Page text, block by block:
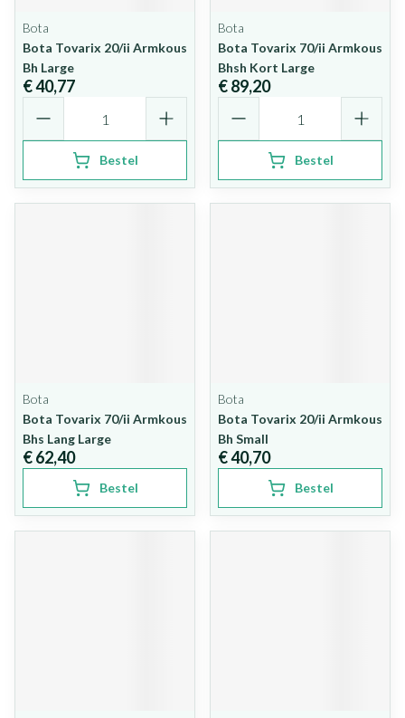
Bota
Bota Tovarix 20/ii Armkous
Bh Large
€ 40,77
Bestel
Bota
Bota Tovarix 70/ii Armkous
Bhsh Kort Large
€ 89,20
Bestel
Bota
Bota Tovarix 70/ii Armkous
Bhs Lang Large
€ 62,40
Bestel
Bota
Bota Tovarix 20/ii Armkous
Bh Small
€ 40,70
Bestel